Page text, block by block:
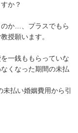
か？
か…、プラスでもら
授願います。
一銭ももらっていな
くなった期間の未払
払い婚姻費用から引